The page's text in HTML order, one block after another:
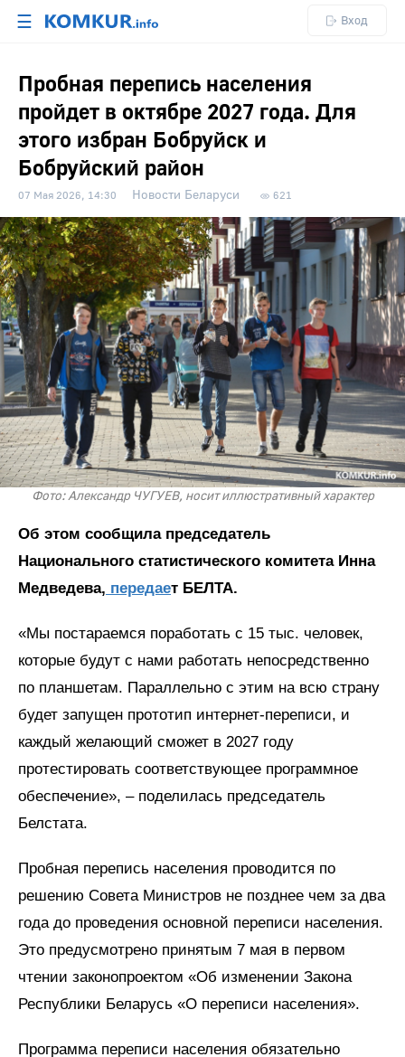
☰ Вход
Пробная перепись населения
пройдет в октябре 2027 года. Для
этого избран Бобруйск и
Бобруйский район
07 Мая 2026, 14:30 Новости Беларуси 621
Фото: Александр ЧУГУЕВ, носит иллюстративный характер
Об этом сообщила председатель
Национального статистического комитета Инна
Медведева, передает БЕЛТА.
«Мы постараемся поработать с 15 тыс. человек,
которые будут с нами работать непосредственно
по планшетам. Параллельно с этим на всю страну
будет запущен прототип интернет-переписи, и
каждый желающий сможет в 2027 году
протестировать соответствующее программное
обеспечение», – поделилась председатель
Белстата.
Пробная перепись населения проводится по
решению Совета Министров не позднее чем за два
года до проведения основной переписи населения.
Это предусмотрено принятым 7 мая в первом
чтении законопроектом «Об изменении Закона
Республики Беларусь «О переписи населения».
Программа переписи населения обязательно